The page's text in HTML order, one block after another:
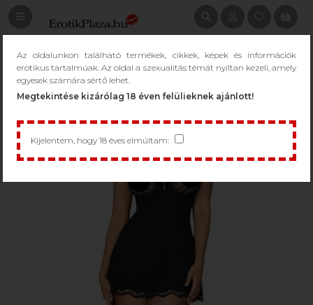
Az oldalunkon található termékek, cikkek, képek és információk
erotikus tartalmúak. Az oldal a szexualitás témát nyíltan kezeli, amely
egyesek számára sértő lehet.
Megtekintése kizárólag 18 éven felülieknek ajánlott!
Kijelentem, hogy 18 éves elmúltam: